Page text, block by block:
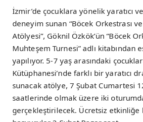
İzmir’de çocuklara yönelik yaratıcı
deneyim sunan “Böcek Orkestrası ve
Atölyesi”, Göknil Özkök’ün “Böcek
Muhteşem Turnesi” adlı kitabından
yapılıyor. 5-7 yaş arasındaki
Kütüphanesi’nde farklı bir yaratıcı
sunacak atölye, 7 Şubat Cumartesi
saatlerinde olmak üzere iki
gerçekleştirilecek. Ücretsiz etkinliğe